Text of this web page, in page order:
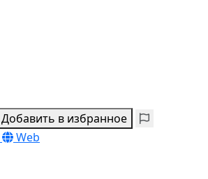
Добавить в избранное
Web